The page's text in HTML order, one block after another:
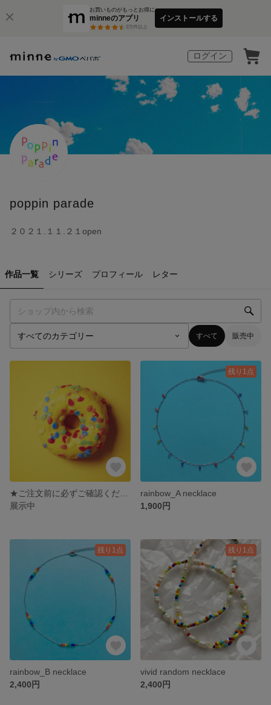
お買いものがもっとお得に
minneのアプリ
3万件以上
インストールする
ログイン
poppin parade
２０２１.１１.２１open
作品一覧 シリーズ プロフィール レター
すべて 販売中
展示中
残り1点
rainbow_A necklace
1,900円
残り1点
rainbow_B necklace
2,400円
残り1点
vivid random necklace
2,400円